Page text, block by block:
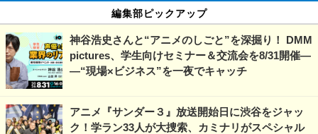
編集部ピックアップ
神谷浩史さんと“アニメのしごと”を深掘り！ DMM
pictures、学生向けセミナー＆交流会を8/31開催―
―“現場×ビジネス”を一夜でキャッチ
アニメ『サンダー３』放送開始日に渋谷をジャッ
ク！学ラン33人が大捜索、カミナリがスペシャル